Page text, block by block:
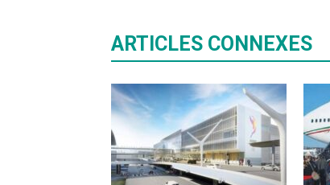
ARTICLES CONNEXES